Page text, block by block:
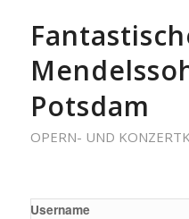
Potsdam
OPERN- UND
Username